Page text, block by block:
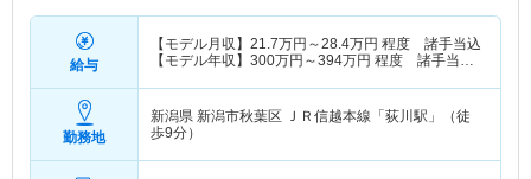
給与
【モデル月収】 21.7万円～28.4万円 程度 諸手当込
【モデル年収】 300万円～394万円 程度 諸手当・
勤務地
新潟県 新潟市秋葉区 ＪＲ信越本線「荻川駅」（徒
歩9分）